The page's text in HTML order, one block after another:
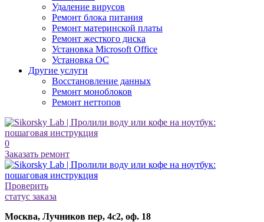
Удаление вирусов
Ремонт блока питания
Ремонт материнской платы
Ремонт жесткого диска
Установка Microsoft Office
Установка ОС
Другие услуги
Восстановление данных
Ремонт моноблоков
Ремонт неттопов
0
Заказать ремонт
Проверить
статус заказа
Москва, Лучников пер, 4с2, оф. 18